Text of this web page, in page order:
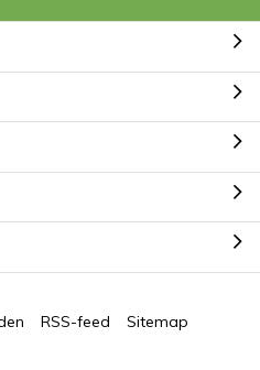
RSS-feed Sitemap